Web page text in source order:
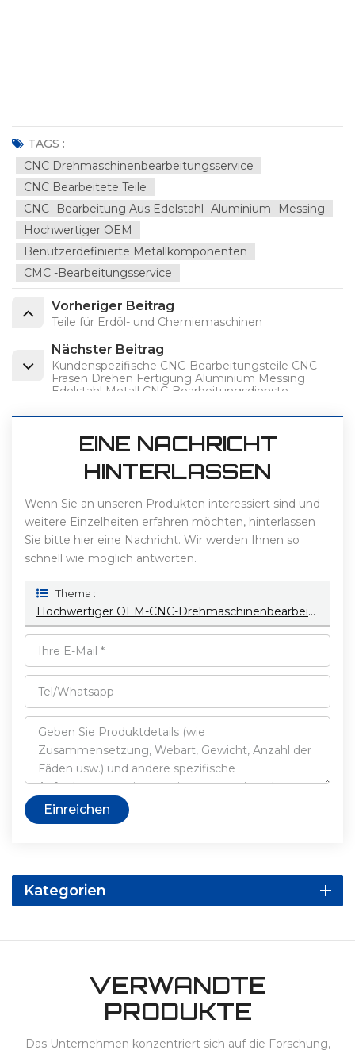
TAGS :
CNC Drehmaschinenbearbeitungsservice
CNC Bearbeitete Teile
CNC -Bearbeitung Aus Edelstahl -Aluminium -Messing
Hochwertiger OEM
Benutzerdefinierte Metallkomponenten
CMC -Bearbeitungsservice
Vorheriger Beitrag
Teile für Erdöl- und Chemiemaschinen
Nächster Beitrag
Kundenspezifische CNC-Bearbeitungsteile CNC-
Fräsen Drehen Fertigung Aluminium Messing
Edelstahl Metall CNC-Bearbeitungsdienste
EINE NACHRICHT
HINTERLASSEN
Wenn Sie an unseren Produkten interessiert sind und
weitere Einzelheiten erfahren möchten, hinterlassen
Sie bitte hier eine Nachricht. Wir werden Ihnen so
schnell wie möglich antworten.
Thema :
Hochwertiger OEM-CNC-Drehmaschinenbearbeitungsservice Kundenspezifische Metallkomponenten CNC-Bearbeitete Teile Aus Edelstahl
Einreichen
Kategorien
VERWANDTE
PRODUKTE
Das Unternehmen konzentriert sich auf die Forschung,